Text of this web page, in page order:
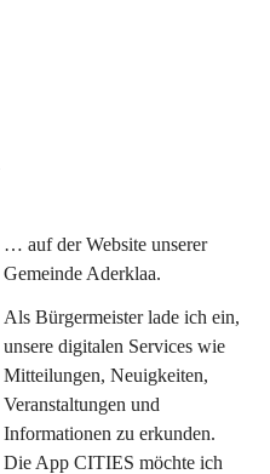
… auf der Website unserer
Gemeinde Aderklaa.
Als Bürgermeister lade ich ein,
unsere digitalen Services wie
Mitteilungen, Neuigkeiten,
Veranstaltungen und
Informationen zu erkunden.
Die App CITIES möchte ich